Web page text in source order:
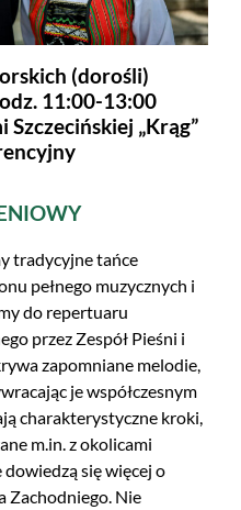
(dorośli)
11:00-13:00
„Krąg”
tradycyjne tańce
pełnego muzycznych i
do repertuaru
przez Zespół Pieśni i
zapomniane melodie,
je współczesnym
charakterystyczne kroki,
m.in. z okolicami
dowiedzą się więcej o
Zachodniego. Nie